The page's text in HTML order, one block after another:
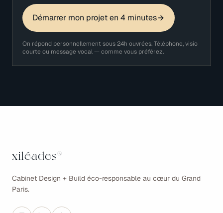
Démarrer mon projet en 4 minutes
On répond personnellement sous 24h ouvrées. Téléphone, visio
courte ou message vocal — comme vous préférez.
xiléades ®
Cabinet Design + Build éco-responsable au cœur du Grand
Paris.